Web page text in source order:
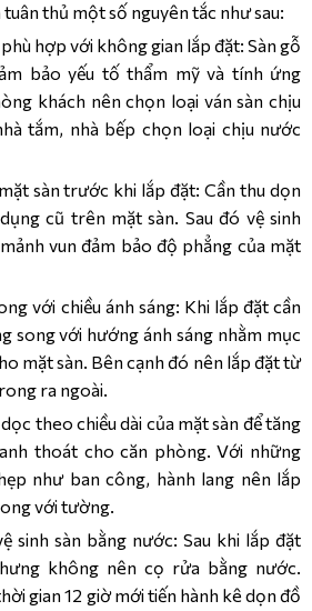
thủ một số nguyên tắc như sau:
hợp với không gian lắp đặt: Sàn gỗ
bảo yếu tố thẩm mỹ và tính ứng
khách nên chọn loại ván sàn chịu
tắm, nhà bếp chọn loại chịu nước
sàn trước khi lắp đặt: Cần thu dọn
cũ trên mặt sàn. Sau đó vệ sinh
vun đảm bảo độ phẳng của mặt
với chiều ánh sáng: Khi lắp đặt cần
song với hướng ánh sáng nhằm mục
mặt sàn. Bên cạnh đó nên lắp đặt từ
ra ngoài.
theo chiều dài của mặt sàn để tăng
thoát cho căn phòng. Với những
như ban công, hành lang nên lắp
với tường.
sinh sàn bằng nước: Sau khi lắp đặt
không nên cọ rửa bằng nước.
gian 12 giờ mới tiến hành kê dọn đồ